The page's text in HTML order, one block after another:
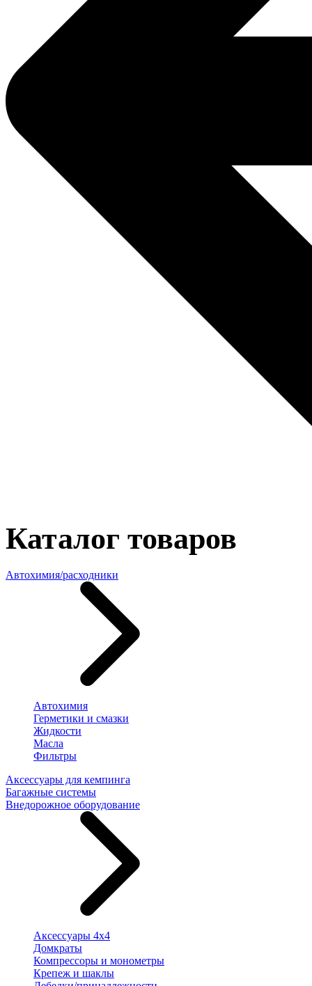
Каталог товаров
Автохимия/расходники
Автохимия
Герметики и смазки
Жидкости
Масла
Фильтры
Аксессуары для кемпинга
Багажные системы
Внедорожное оборудование
Аксессуары 4х4
Домкраты
Компрессоры и монометры
Крепеж и шаклы